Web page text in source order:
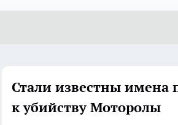
Стали известны имена
к убийству Моторолы